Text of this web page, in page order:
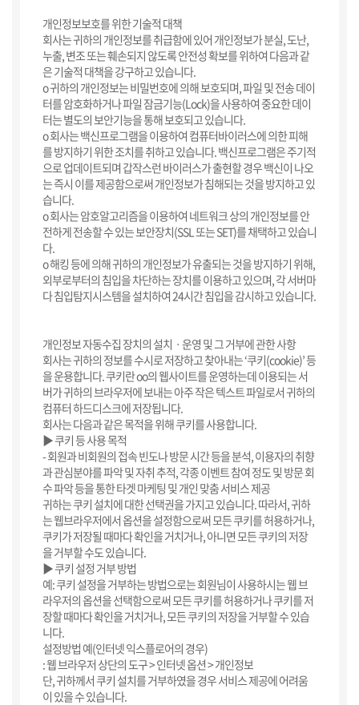
개인정보보호를 위한 기술적 대책
회사는 귀하의 개인정보를 취급함에 있어 개인정보가 분실, 도난,
누출, 변조 또는 훼손되지 않도록 안전성 확보를 위하여 다음과 같
은 기술적 대책을 강구하고 있습니다.
ο 귀하의 개인정보는 비밀번호에 의해 보호되며, 파일 및 전송 데이
터를 암호화하거나 파일 잠금기능(Lock)을 사용하여 중요한 데이
터는 별도의 보안기능을 통해 보호되고 있습니다.
ο 회사는 백신프로그램을 이용하여 컴퓨터바이러스에 의한 피해
를 방지하기 위한 조치를 취하고 있습니다. 백신프로그램은 주기적
으로 업데이트되며 갑작스런 바이러스가 출현할 경우 백신이 나오
는 즉시 이를 제공함으로써 개인정보가 침해되는 것을 방지하고 있
습니다.
ο 회사는 암호알고리즘을 이용하여 네트워크 상의 개인정보를 안
전하게 전송할 수 있는 보안장치(SSL 또는 SET)를 채택하고 있습니
다.
ο 해킹 등에 의해 귀하의 개인정보가 유출되는 것을 방지하기 위해,
외부로부터의 침입을 차단하는 장치를 이용하고 있으며, 각 서버마
다 침입탐지시스템을 설치하여 24시간 침입을 감시하고 있습니다.
개인정보 자동수집 장치의 설치ㆍ운영 및 그 거부에 관한 사항
회사는 귀하의 정보를 수시로 저장하고 찾아내는 ‘쿠키(cookie)’ 등
을 운용합니다. 쿠키란 oo의 웹사이트를 운영하는데 이용되는 서
버가 귀하의 브라우저에 보내는 아주 작은 텍스트 파일로서 귀하의
컴퓨터 하드디스크에 저장됩니다.
회사는 다음과 같은 목적을 위해 쿠키를 사용합니다.
▶ 쿠키 등 사용 목적
- 회원과 비회원의 접속 빈도나 방문 시간 등을 분석, 이용자의 취향
과 관심분야를 파악 및 자취 추적, 각종 이벤트 참여 정도 및 방문 회
수 파악 등을 통한 타겟 마케팅 및 개인 맞춤 서비스 제공
귀하는 쿠키 설치에 대한 선택권을 가지고 있습니다. 따라서, 귀하
는 웹브라우저에서 옵션을 설정함으로써 모든 쿠키를 허용하거나,
쿠키가 저장될 때마다 확인을 거치거나, 아니면 모든 쿠키의 저장
을 거부할 수도 있습니다.
▶ 쿠키 설정 거부 방법
예: 쿠키 설정을 거부하는 방법으로는 회원님이 사용하시는 웹 브
라우저의 옵션을 선택함으로써 모든 쿠키를 허용하거나 쿠키를 저
장할 때마다 확인을 거치거나, 모든 쿠키의 저장을 거부할 수 있습
니다.
설정방법 예(인터넷 익스플로어의 경우)
: 웹 브라우저 상단의 도구 > 인터넷 옵션 > 개인정보
단, 귀하께서 쿠키 설치를 거부하였을 경우 서비스 제공에 어려움
이 있을 수 있습니다.